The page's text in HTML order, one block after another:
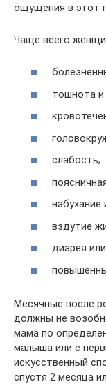
ощущения в этот
Чаще всего
тошнота и
слабость;
набухание
вздутие
диарея
Месячные после
должны не
мама по
малыша или с
искусственный
спустя 2 месяца